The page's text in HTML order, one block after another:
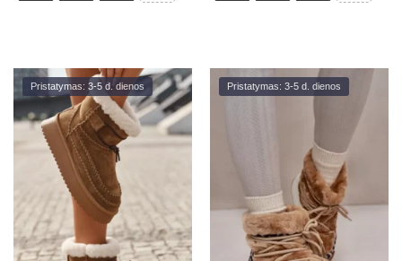
Pristatymas: 3-5 d. dienos Pristatymas: 3-5 d. dienos